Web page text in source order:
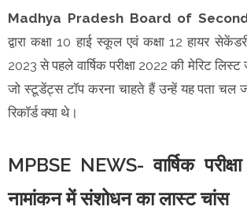
Madhya Pradesh Board of
द्वारा कक्षा 10 हाई स्कूल एवं कक्षा 12 हायर
2023 से पहले वार्षिक परीक्षा 2022 की मेरिट
जो स्टूडेंट्स टॉप करना चाहते हैं उन्हें यह पता चल
रिकॉर्ड क्या थे।
MPBSE NEWS- वार्षिक
नामांकन में संशोधन का लास्ट चांस